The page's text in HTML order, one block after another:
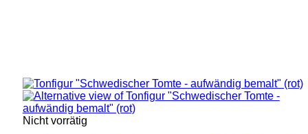
Nicht vorrätig